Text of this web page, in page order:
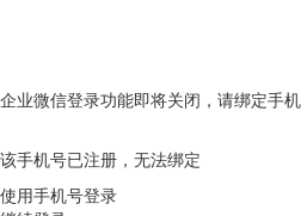
企业微信登录功能即将关闭，请绑定手
该手机号已注册，无法绑定
使用手机号登录